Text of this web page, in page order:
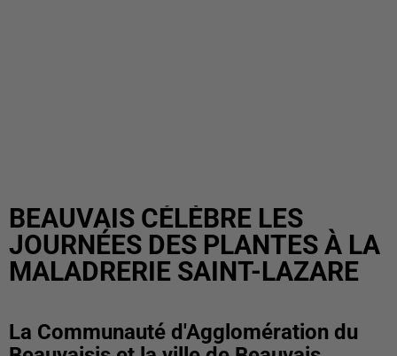
BEAUVAIS CÉLÈBRE LES
JOURNÉES DES PLANTES À LA
MALADRERIE SAINT-LAZARE
La Communauté d'Agglomération du